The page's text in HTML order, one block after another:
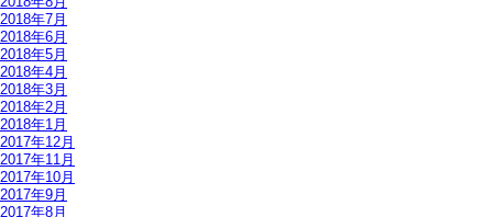
2018年7月
2018年6月
2018年5月
2018年4月
2018年3月
2018年2月
2018年1月
2017年12月
2017年11月
2017年10月
2017年9月
2017年8月